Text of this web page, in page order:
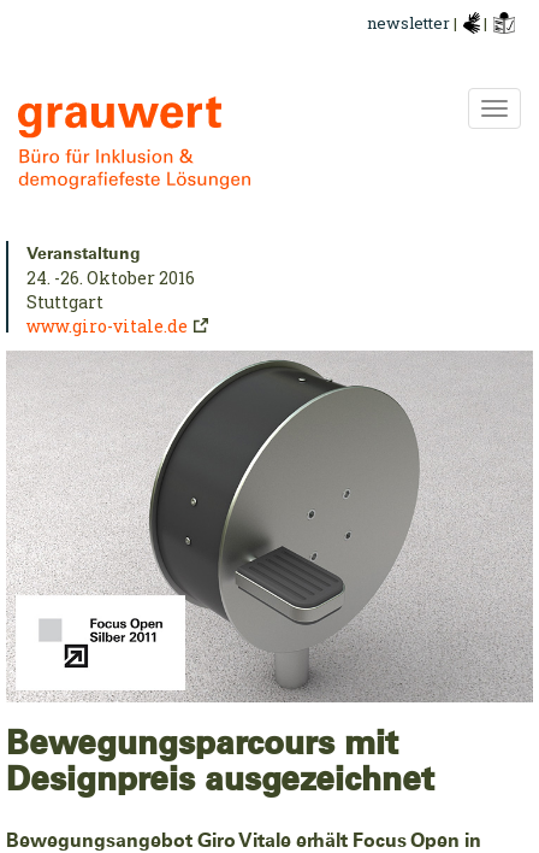
newsletter| |
Veranstaltung
24. -26. Oktober 2016
Stuttgart
www.giro-vitale.de
Bewegungsparcours mit
Designpreis ausgezeichnet
Bewegungsangebot Giro Vitale erhält Focus Open in